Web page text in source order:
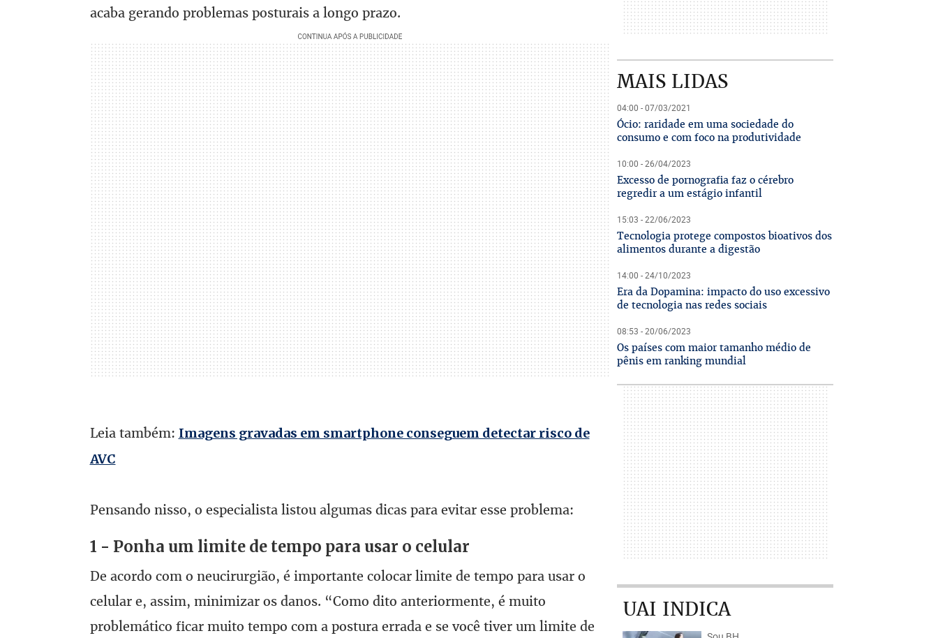
acaba gerando problemas posturais a longo prazo.
Leia também: Imagens gravadas em smartphone conseguem detectar risco de
AVC
Pensando nisso, o especialista listou algumas dicas para evitar esse problema:
1 - Ponha um limite de tempo para usar o celular
De acordo com o neucirurgião, é importante colocar limite de tempo para usar o
celular e, assim, minimizar os danos. “Como dito anteriormente, é muito
problemático ficar muito tempo com a postura errada e se você tiver um limite de
MAIS LIDAS
04:00 - 07/03/2021
Ócio: raridade em uma sociedade do
consumo e com foco na produtividade
10:00 - 26/04/2023
Excesso de pornografia faz o cérebro
regredir a um estágio infantil
15:03 - 22/06/2023
Tecnologia protege compostos bioativos dos
alimentos durante a digestão
14:00 - 24/10/2023
Era da Dopamina: impacto do uso excessivo
de tecnologia nas redes sociais
08:53 - 20/06/2023
Os países com maior tamanho médio de
pênis em ranking mundial
UAI INDICA